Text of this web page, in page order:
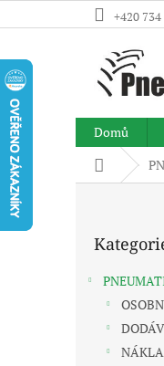
na
+420
Domů
Domů
kategorie